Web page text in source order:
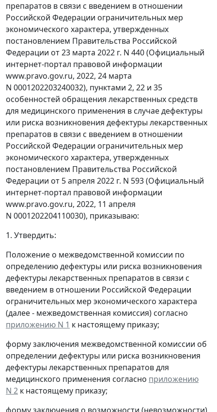
препаратов в связи с введением в отношении
Российской Федерации ограничительных мер
экономического характера, утвержденных
постановлением Правительства Российской
Федерации от 23 марта 2022 г. N 440 (Официальный
интернет-портал правовой информации
www.pravo.gov.ru, 2022, 24 марта
N 0001202203240032), пунктами 2, 22 и 35
особенностей обращения лекарственных средств
для медицинского применения в случае дефектуры
или риска возникновения дефектуры лекарственных
препаратов в связи с введением в отношении
Российской Федерации ограничительных мер
экономического характера, утвержденных
постановлением Правительства Российской
Федерации от 5 апреля 2022 г. N 593 (Официальный
интернет-портал правовой информации
www.pravo.gov.ru, 2022, 11 апреля
N 0001202204110030), приказываю:
1. Утвердить:
Положение о межведомственной комиссии по
определению дефектуры или риска возникновения
дефектуры лекарственных препаратов в связи с
введением в отношении Российской Федерации
ограничительных мер экономического характера
(далее - межведомственная комиссия) согласно
приложению N 1 к настоящему приказу;
форму заключения межведомственной комиссии об
определении дефектуры или риска возникновения
дефектуры лекарственных препаратов для
медицинского применения согласно приложению
N 2 к настоящему приказу;